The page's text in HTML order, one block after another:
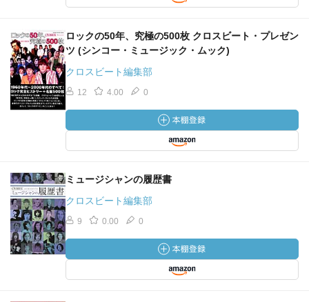
ロックの50年、究極の500枚 クロスビート・プレゼン
ツ (シンコー・ミュージック・ムック)
クロスビート編集部
12 4.00 0
ミュージシャンの履歴書
クロスビート編集部
9 0.00 0